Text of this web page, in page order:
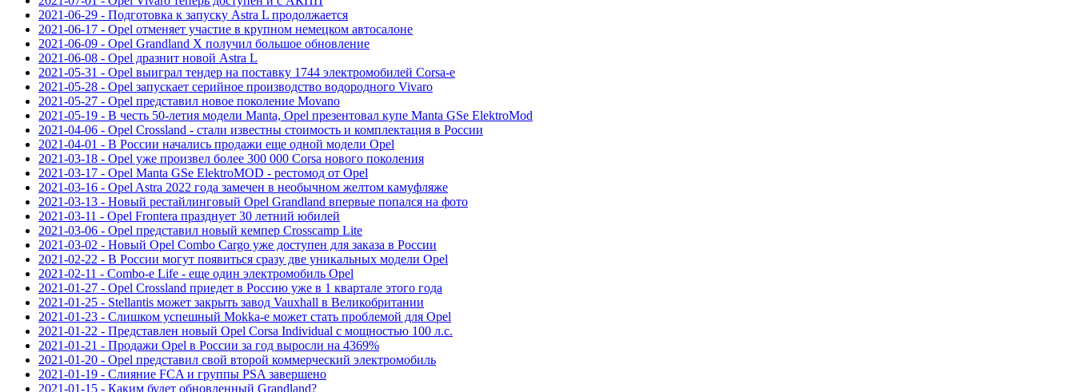
2021-06-29 - Подготовка к запуску Astra L продолжается
2021-06-17 - Opel отменяет участие в крупном немецком автосалоне
2021-06-09 - Opel Grandland X получил большое обновление
2021-06-08 - Opel дразнит новой Astra L
2021-05-31 - Opel выиграл тендер на поставку 1744 электромобилей Corsa-e
2021-05-28 - Opel запускает серийное производство водородного Vivaro
2021-05-27 - Opel представил новое поколение Movano
2021-05-19 - В честь 50-летия модели Manta, Opel презентовал купе Manta GSe ElektroMod
2021-04-06 - Opel Crossland - стали известны стоимость и комплектация в России
2021-04-01 - В России начались продажи еще одной модели Opel
2021-03-18 - Opel уже произвел более 300 000 Corsa нового поколения
2021-03-17 - Opel Manta GSe ElektroMOD - рестомод от Opel
2021-03-16 - Opel Astra 2022 года замечен в необычном желтом камуфляже
2021-03-13 - Новый рестайлинговый Opel Grandland впервые попался на фото
2021-03-11 - Opel Frontera празднует 30 летний юбилей
2021-03-06 - Opel представил новый кемпер Crosscamp Lite
2021-03-02 - Новый Opel Combo Cargo уже доступен для заказа в России
2021-02-22 - В России могут появиться сразу две уникальных модели Opel
2021-02-11 - Combo-e Life - еще один электромобиль Opel
2021-01-27 - Opel Crossland приедет в Россию уже в 1 квартале этого года
2021-01-25 - Stellantis может закрыть завод Vauxhall в Великобритании
2021-01-23 - Слишком успешный Mokka-e может стать проблемой для Opel
2021-01-22 - Представлен новый Opel Corsa Individual с мощностью 100 л.с.
2021-01-21 - Продажи Opel в России за год выросли на 4369%
2021-01-20 - Opel представил свой второй коммерческий электромобиль
2021-01-19 - Слияние FCA и группы PSA завершено
2021-01-15 - Каким будет обновленный Grandland?